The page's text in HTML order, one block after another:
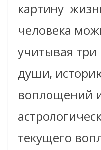
картину
человека
учитывая
души,
воплощений
текущего